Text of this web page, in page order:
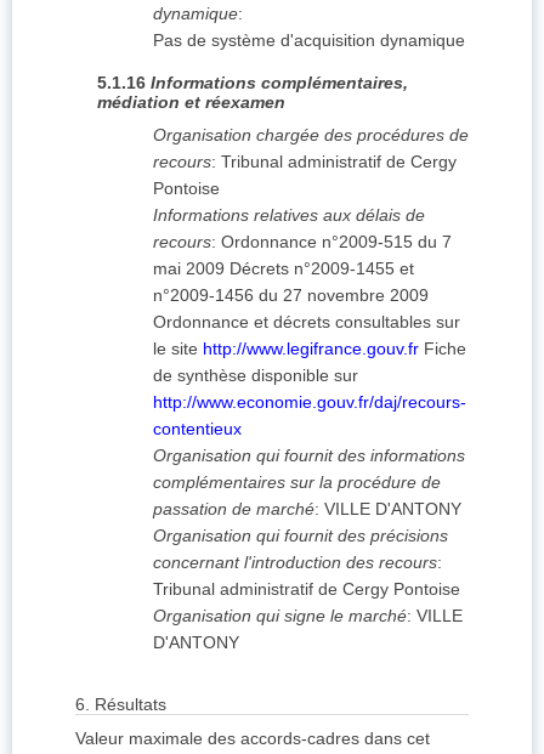
dynamique:
Pas de système d'acquisition dynamique
5.1.16 Informations complémentaires,
médiation et réexamen
Organisation chargée des procédures de
recours: Tribunal administratif de Cergy
Pontoise
Informations relatives aux délais de
recours: Ordonnance n°2009-515 du 7
mai 2009 Décrets n°2009-1455 et
n°2009-1456 du 27 novembre 2009
Ordonnance et décrets consultables sur
le site http://www.legifrance.gouv.fr Fiche
de synthèse disponible sur
http://www.economie.gouv.fr/daj/recours-
contentieux
Organisation qui fournit des informations
complémentaires sur la procédure de
passation de marché: VILLE D'ANTONY
Organisation qui fournit des précisions
concernant l'introduction des recours:
Tribunal administratif de Cergy Pontoise
Organisation qui signe le marché: VILLE
D'ANTONY
6. Résultats
Valeur maximale des accords-cadres dans cet